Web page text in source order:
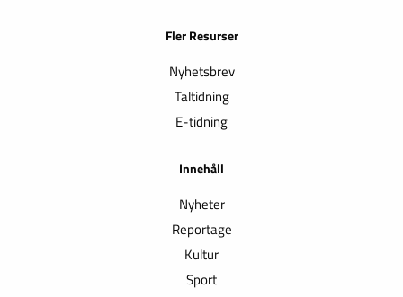
Fler Resurser
Nyhetsbrev
Taltidning
E-tidning
Innehåll
Nyheter
Reportage
Kultur
Sport